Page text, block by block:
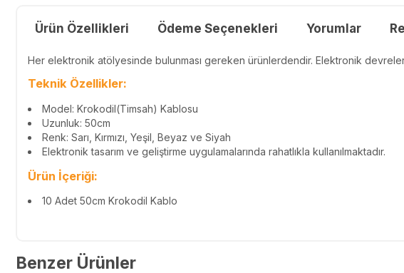
Ürün Özellikleri Ödeme Seçenekleri Yorumlar
Her elektronik atölyesinde bulunması gereken ürünlerdendir. Elektronik
Teknik Özellikler:
Model: Krokodil(Timsah) Kablosu
Uzunluk: 50cm
Renk: Sarı, Kırmızı, Yeşil, Beyaz ve Siyah
Elektronik tasarım ve geliştirme uygulamalarında rahatlıkla kullanılmaktadır.
Ürün İçeriği:
10 Adet 50cm Krokodil Kablo
Benzer Ürünler